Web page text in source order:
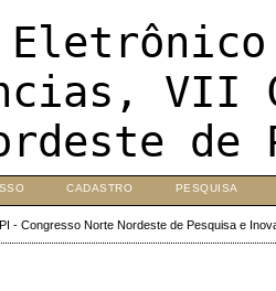
VII
de
CADASTRO PESQUISA
- Congresso Norte Nordeste de Pesquisa e